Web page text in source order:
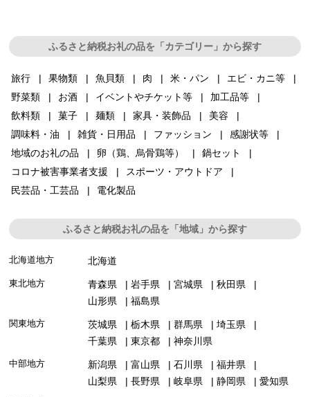
ふるさと納税お礼の品を「カテゴリー」から探す
旅行 果物類 魚貝類 肉 米・パン
エビ・カニ等
野菜類
お酒 イベントやチケット等
加工品等
飲料類
菓子 麺類 家具・装飾品
美容
調味料・油
雑貨・日用品 ファッション
感謝状等
地域のお礼の品
卵（鶏、烏骨鶏等）
鍋セット
コロナ被害事業者支援
スポーツ・アウトドア
民芸品・工芸品
電化製品
ふるさと納税お礼の品を「地域」から探す
北海道地方 北海道
東北地方 青森県 岩手県 宮城県
秋田県
山形県
福島県
関東地方 茨城県 栃木県 群馬県
埼玉県
千葉県
東京都 神奈川県
中部地方 新潟県 富山県 石川県
福井県
山梨県
長野県 岐阜県 静岡県 愛知県